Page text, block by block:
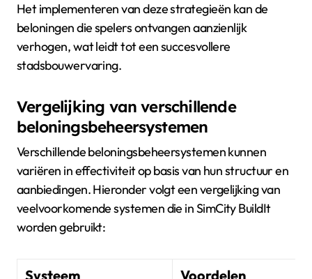
Het implementeren van deze strategieën kan de
beloningen die spelers ontvangen aanzienlijk
verhogen, wat leidt tot een succesvollere
stadsbouwervaring.
Vergelijking van verschillende
beloningsbeheersystemen
Verschillende beloningsbeheersystemen kunnen
variëren in effectiviteit op basis van hun structuur en
aanbiedingen. Hieronder volgt een vergelijking van
veelvoorkomende systemen die in SimCity BuildIt
worden gebruikt:
Systeem Voordelen